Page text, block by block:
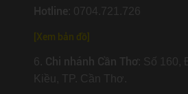
Hotline: 0704.721.726
Xem bản đồ
6. Chi nhánh Cần Thơ: Số 160,
Kiều, TP. Cần Thơ.